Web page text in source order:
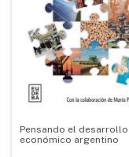
Pensando el desarrollo
económico argentino